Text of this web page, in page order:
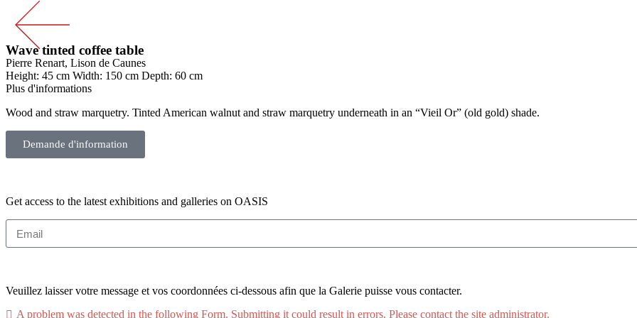
Wave tinted coffee table
Pierre Renart, Lison de Caunes
Height: 45 cm Width: 150 cm Depth: 60 cm
Plus d'informations
Wood and straw marquetry. Tinted American walnut and straw marquetry underneath in an “Vieil Or” (old gold) shade.
Demande d'information
Get access to the latest exhibitions and galleries on OASIS
Veuillez laisser votre message et vos coordonnées ci-dessous afin que la Galerie puisse vous contacter.
A problem was detected in the following Form. Submitting it could result in errors. Please contact the site administrator.